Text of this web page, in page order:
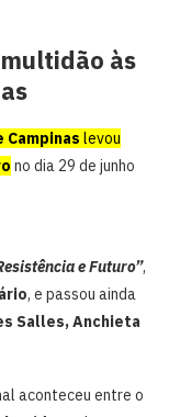
às
Campinas levou
no dia 29 de junho
e Futuro”,
, e passou ainda
Salles, Anchieta
aconteceu entre o